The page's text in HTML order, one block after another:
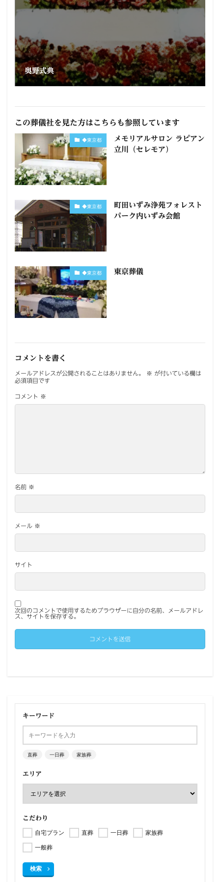
奥野式典
この葬儀社を見た方はこちらも参照しています
◆東京都
メモリアルサロン ラピアン
立川（セレモア）
◆東京都
町田いずみ浄苑フォレスト
パーク内いずみ会館
◆東京都 東京葬儀
コメントを書く
メールアドレスが公開されることはありません。 ※ が付いている欄は
必須項目です
コメント ※
名前 ※
メール ※
サイト
次回のコメントで使用するためブラウザーに自分の名前、メールアドレ
ス、サイトを保存する。
キーワード
直葬 一日葬 家族葬
エリア
こだわり
自宅プラン 直葬 一日葬
家族葬
一般葬
検索